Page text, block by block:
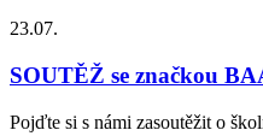
23.07.
SOUTĚŽ se značkou
Pojďte si s námi zasoutěžit o